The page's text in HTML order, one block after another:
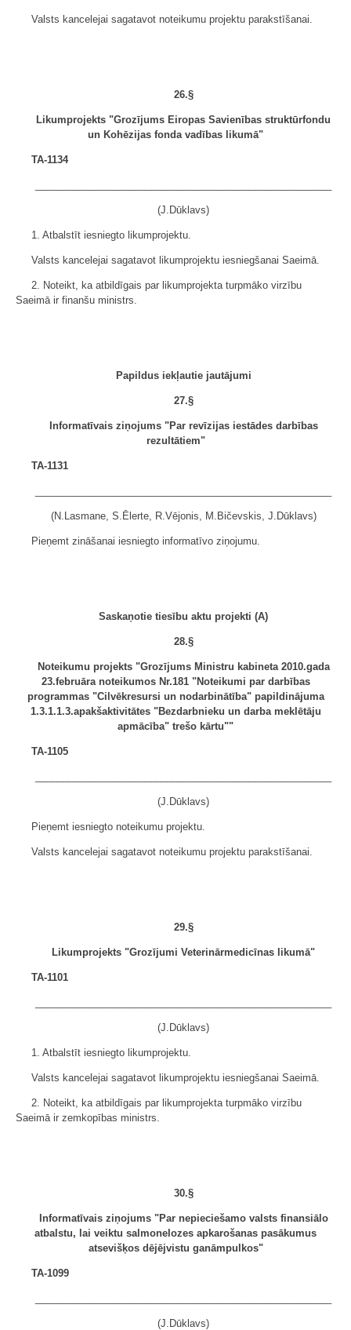
Valsts kancelejai sagatavot noteikumu projektu parakstīšanai.
26.§
Likumprojekts "Grozījums Eiropas Savienības struktūrfondu
un Kohēzijas fonda vadības likumā"
TA-1134
(J.Dūklavs)
1. Atbalstīt iesniegto likumprojektu.
Valsts kancelejai sagatavot likumprojektu iesniegšanai Saeimā.
2. Noteikt, ka atbildīgais par likumprojekta turpmāko virzību
Saeimā ir finanšu ministrs.
Papildus iekļautie jautājumi
27.§
Informatīvais ziņojums "Par revīzijas iestādes darbības
rezultātiem"
TA-1131
(N.Lasmane, S.Ēlerte, R.Vējonis, M.Bičevskis, J.Dūklavs)
Pieņemt zināšanai iesniegto informatīvo ziņojumu.
Saskaņotie tiesību aktu projekti (A)
28.§
Noteikumu projekts "Grozījums Ministru kabineta 2010.gada
23.februāra noteikumos Nr.181 "Noteikumi par darbības
programmas "Cilvēkresursi un nodarbinātība" papildinājuma
1.3.1.1.3.apakšaktivitātes "Bezdarbnieku un darba meklētāju
apmācība" trešo kārtu""
TA-1105
(J.Dūklavs)
Pieņemt iesniegto noteikumu projektu.
Valsts kancelejai sagatavot noteikumu projektu parakstīšanai.
29.§
Likumprojekts "Grozījumi Veterinārmedicīnas likumā"
TA-1101
(J.Dūklavs)
1. Atbalstīt iesniegto likumprojektu.
Valsts kancelejai sagatavot likumprojektu iesniegšanai Saeimā.
2. Noteikt, ka atbildīgais par likumprojekta turpmāko virzību
Saeimā ir zemkopības ministrs.
30.§
Informatīvais ziņojums "Par nepieciešamo valsts finansiālo
atbalstu, lai veiktu salmonelozes apkarošanas pasākumus
atsevišķos dējējvistu ganāmpulkos"
TA-1099
(J.Dūklavs)